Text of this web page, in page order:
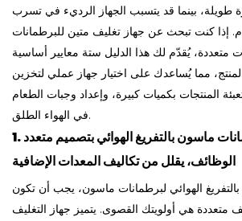
طويلة، بينما قد يتسبب الجهاز الرديء في تسرب
إذا كنت تبحث عن جهاز تغليف متين للبرطمانات
متعددة، يُقدّم لك هذا الدليل ستة معايير أساسية
المنتج، مما يُساعدك على اختيار جهاز عملي لتخزين
المنتجات بكميات كبيرة، وإعداد وجبات الطعام
في الهواء الطلق.
1. جهاز تغليف برطمانات ماسون بالتفريغ الهوائي بتصميم متعدد
الوظائف، يقلل من تكاليف المعدات الإضافية
بالتفريغ الهوائي لبرطمانات ماسون، يجب أن تكون
متعددة هي أولويتك القصوى. يتميز جهاز التغليف